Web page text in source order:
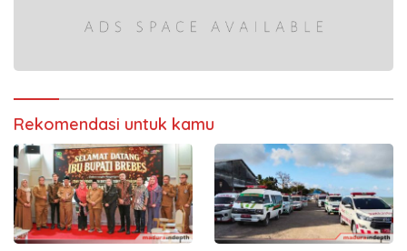
Rekomendasi untuk kamu